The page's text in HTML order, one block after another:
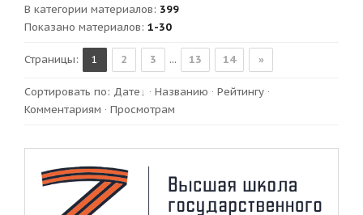
В категории материалов: 399
Показано материалов: 1-30
Страницы: 1 2 3 ... 13 14 »
Сортировать по: Дате · Названию · Рейтингу ·
Комментариям · Просмотрам